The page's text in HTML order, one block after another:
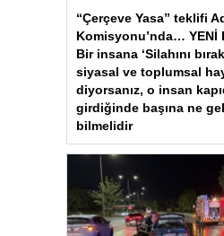
“Çerçeve Yasa” teklifi
Komisyonu’nda… YENİ
Bir insana ‘Silahını
siyasal ve toplumsal
diyorsanız, o insan
girdiğinde başına ne
bilmelidir